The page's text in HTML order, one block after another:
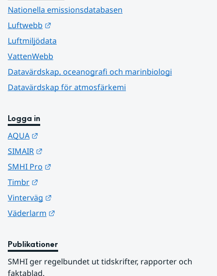
Nationella emissionsdatabasen
Luftwebb
Luftmiljödata
VattenWebb
Datavärdskap, oceanografi och marinbiologi
Datavärdskap för atmosfärkemi
Logga in
AQUA
SIMAIR
SMHI Pro
Timbr
Vinterväg
Väderlarm
Publikationer
SMHI ger regelbundet ut tidskrifter, rapporter och
faktablad.